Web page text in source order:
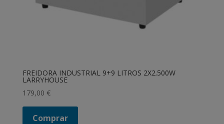
FREIDORA INDUSTRIAL 9+9 LITROS 2X2.500W
LARRYHOUSE
179,00 €
Comprar